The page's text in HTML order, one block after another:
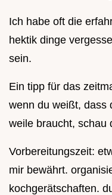
Ich habe oft die
hektik dinge
sein.
Ein tipp für das
wenn du weißt, dass
weile braucht, schau
Vorbereitungszeit:
mir bewährt.
kochgerätschaften.